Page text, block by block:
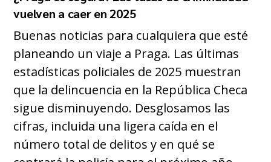
vuelven a caer en 2025
Buenas noticias para cualquiera que esté
planeando un viaje a Praga. Las últimas
estadísticas policiales de 2025 muestran
que la delincuencia en la República Checa
sigue disminuyendo. Desglosamos las
cifras, incluida una ligera caída en el
número total de delitos y en qué se